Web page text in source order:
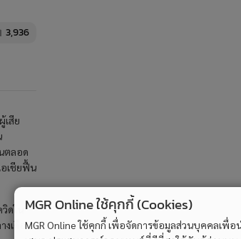
3,936
สีย
ตลอด
อเชียฟื้น
ใน
งเดือน
MGR Online ใช้คุกกี้ (Cookies)
MGR Online ใช้คุกกี้ เพื่อจัดการข้อมูลส่วนบุคคลเพื่อนำ